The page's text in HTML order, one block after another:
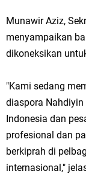
Munawir Aziz,
menyampaikan
dikoneksikan
"Kami sedang
diaspora
Indonesia dan
profesional dan
berkiprah di
internasional,"